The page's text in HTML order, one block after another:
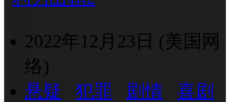
2022年12月23日 (美国网
络)
悬疑
犯罪 剧情
喜剧